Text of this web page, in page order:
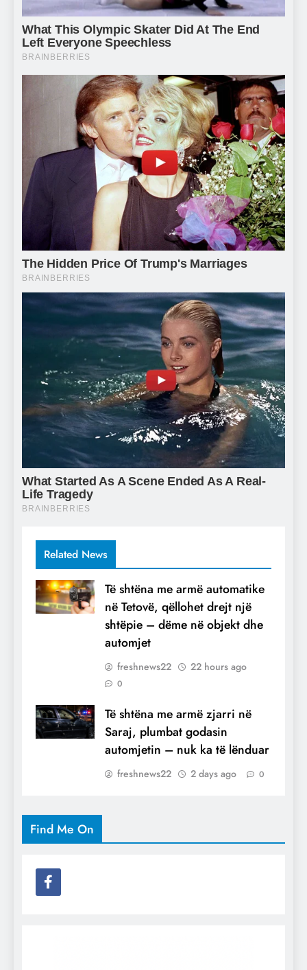
Related News
Të shtëna me armë automatike
në Tetovë, qëllohet drejt një
shtëpie – dëme në objekt dhe
automjet
freshnews22 22 hours ago
0
Të shtëna me armë zjarri në
Saraj, plumbat godasin
automjetin – nuk ka të lënduar
freshnews22 2 days ago 0
Find Me On